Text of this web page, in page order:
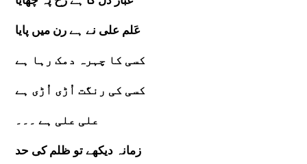
عَلم علی نے ہے رن میں پایا
کسی کا چہرہ دمک رہا ہے
کسی کی رنگت اُڑی اُڑی ہے
علی علی ہے ۔۔۔
زمانہ دیکھے تو ظلم کی حد